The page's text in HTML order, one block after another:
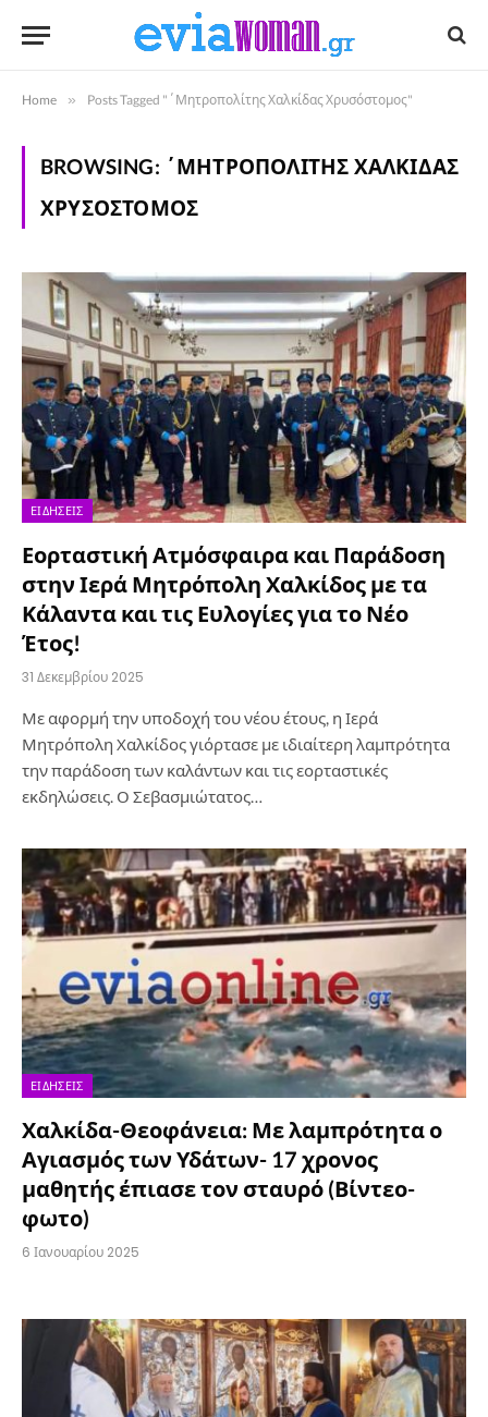
Home » Posts Tagged "΄Μητροπολίτης Χαλκίδας Χρυσόστομος"
BROWSING: ΄ΜΗΤΡΟΠΟΛΊΤΗΣ ΧΑΛΚΊΔΑΣ
ΧΡΥΣΌΣΤΟΜΟΣ
ΕΙΔΉΣΕΙΣ
Εορταστική Ατμόσφαιρα και Παράδοση
στην Ιερά Μητρόπολη Χαλκίδος με τα
Κάλαντα και τις Ευλογίες για το Νέο
Έτος!
31 Δεκεμβρίου 2025
Με αφορμή την υποδοχή του νέου έτους, η Ιερά
Μητρόπολη Χαλκίδος γιόρτασε με ιδιαίτερη λαμπρότητα
την παράδοση των καλάντων και τις εορταστικές
εκδηλώσεις. Ο Σεβασμιώτατος…
ΕΙΔΉΣΕΙΣ
Χαλκίδα-Θεοφάνεια: Με λαμπρότητα ο
Αγιασμός των Υδάτων- 17 χρονος
μαθητής έπιασε τον σταυρό (Βίντεο-
φωτο)
6 Ιανουαρίου 2025